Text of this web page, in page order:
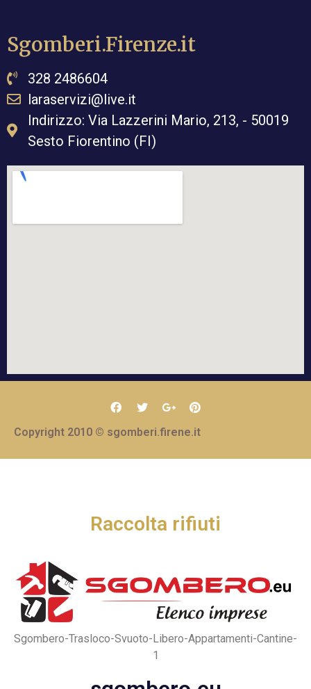
Sgomberi.Firenze.it
328 2486604
laraservizi@live.it
Indirizzo: Via Lazzerini Mario, 213, - 50019
Sesto Fiorentino (FI)
Copyright 2010 © sgomberi.firene.it
Raccolta rifiuti
Sgombero-Trasloco-Svuoto-Libero-Appartamenti-Cantine-
1